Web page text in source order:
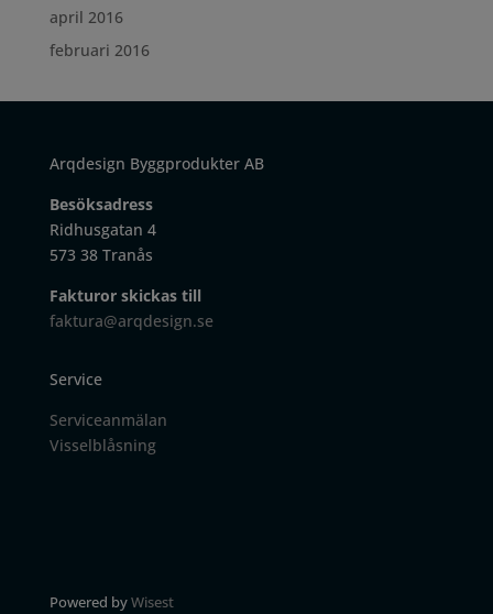
april 2016
februari 2016
Arqdesign Byggprodukter AB
Besöksadress
Ridhusgatan 4
573 38 Tranås
Fakturor skickas till
faktura@arqdesign.se
Service
Serviceanmälan
Visselblåsning
Powered byWisest